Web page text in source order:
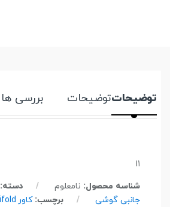
توضیحاتتوضیحات بررسی ها
11
شناسه محصول: نامعلوم دسته:
جانبی گوشی
برچسب:کاور Galaxy Z Trifold